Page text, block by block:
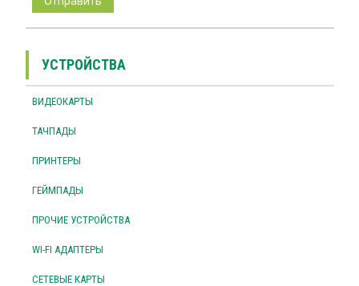
УСТРОЙСТВА
ВИДЕОКАРТЫ
ТАЧПАДЫ
ПРИНТЕРЫ
ГЕЙМПАДЫ
ПРОЧИЕ УСТРОЙСТВА
WI-FI АДАПТЕРЫ
СЕТЕВЫЕ КАРТЫ